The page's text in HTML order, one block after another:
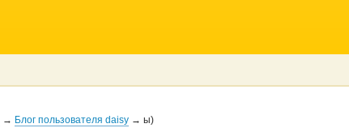
→ Блог пользователя daisy → ы)